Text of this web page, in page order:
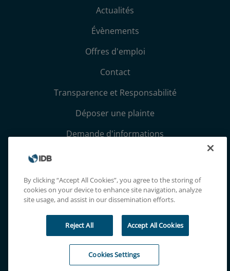
Actualités
Évènements
Offres d'emploi
Contact
Transparence et Responsabilité
Déposer une plainte
Demande d'informations
Conditions générales et avis de confidentialité
Extranet
By clicking “Accept All Cookies”, you agree to the storing of
cookies on your device to enhance site navigation, analyze
site usage, and assist in our dissemination efforts.
Reject All Accept All Cookies
Cookies Settings